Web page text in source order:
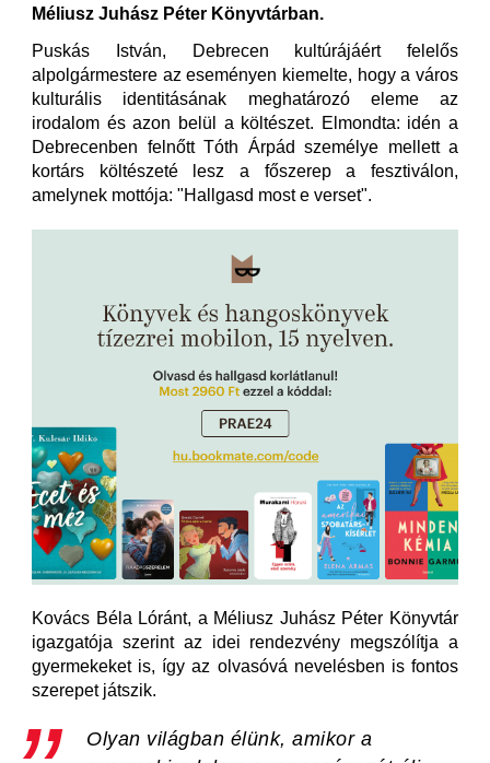
Méliusz Juhász Péter Könyvtárban.
Puskás István, Debrecen kultúrájáért felelős
alpolgármestere az eseményen kiemelte, hogy a város
kulturális identitásának meghatározó eleme az
irodalom és azon belül a költészet. Elmondta: idén a
Debrecenben felnőtt Tóth Árpád személye mellett a
kortárs költészeté lesz a főszerep a fesztiválon,
amelynek mottója: "Hallgasd most e verset".
Kovács Béla Lóránt, a Méliusz Juhász Péter Könyvtár
igazgatója szerint az idei rendezvény megszólítja a
gyermekeket is, így az olvasóvá nevelésben is fontos
szerepet játszik.
Olyan világban élünk, amikor a